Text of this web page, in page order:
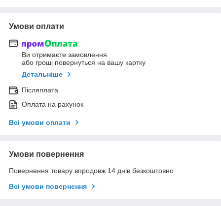
Умови оплати
Ви отримаєте замовлення
або гроші повернуться на вашу картку
Детальніше
Післяплата
Оплата на рахунок
Всі умови оплати
Умови повернення
Повернення товару впродовж 14 днів безкоштовно
Всі умови повернення